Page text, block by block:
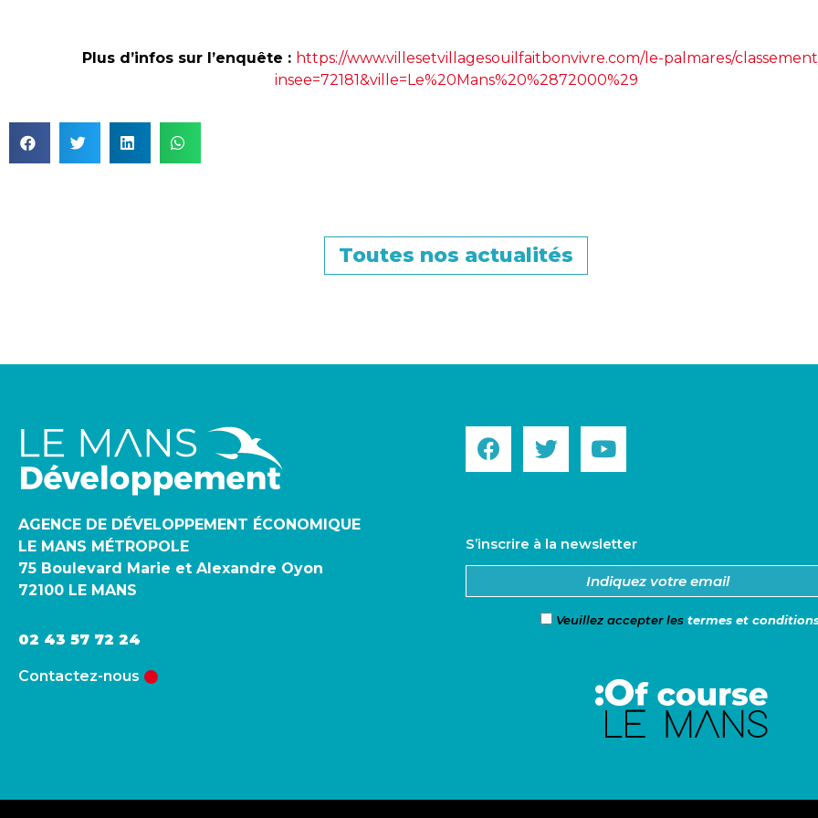
Plus d’infos sur l’enquête : https://www.villesetvillagesouilfaitbonvivre.com/le-palmares/
insee=72181&ville=Le%20Mans%20%2872000%29
Toutes nos actualités
AGENCE DE DÉVELOPPEMENT ÉCONOMIQUE
LE MANS MÉTROPOLE
75 Boulevard Marie et Alexandre Oyon
72100 LE MANS
02 43 57 72 24
Contactez-nous
S’inscrire à la newsletter
Veuillez accepter lestermes et